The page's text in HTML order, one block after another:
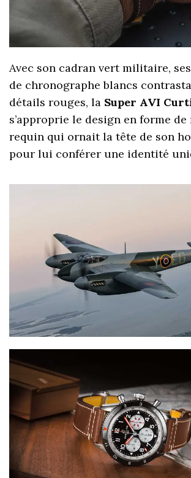
Avec son cadran vert militaire,
de chronographe blancs
détails rouges, la Super AVI
s’approprie le design en forme
requin qui ornait la tête de son
pour lui conférer une identité